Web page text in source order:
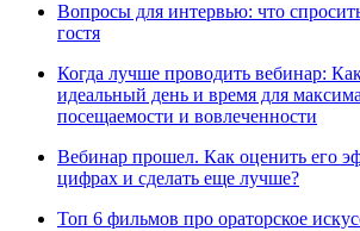
Вопросы для интервью: что
гостя
Когда лучше проводить вебинар:
идеальный день и время для
посещаемости и вовлеченности
Вебинар прошел. Как оценить его
цифрах и сделать еще лучше?
Топ 6 фильмов про ораторское